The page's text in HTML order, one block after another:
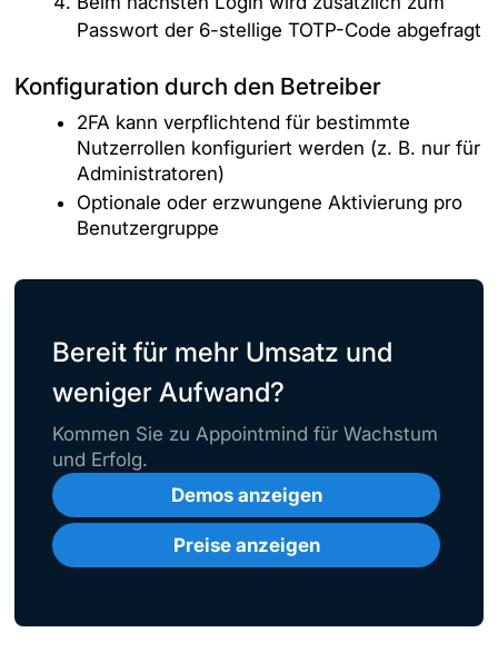
Passwort der 6-stellige TOTP-Code abgefragt
Konfiguration durch den Betreiber
2FA kann verpflichtend für bestimmte
Nutzerrollen konfiguriert werden (z. B. nur für
Administratoren)
Optionale oder erzwungene Aktivierung pro
Benutzergruppe
Bereit für mehr Umsatz und
weniger Aufwand?
Kommen Sie zu Appointmind für Wachstum
und Erfolg.
Demos anzeigen
Preise anzeigen